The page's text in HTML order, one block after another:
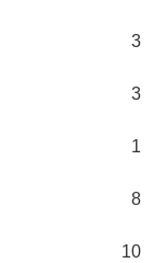
3
3
1
8
10